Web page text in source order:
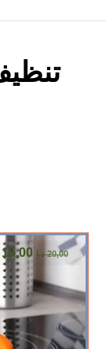
20,00 د.إ 15,00